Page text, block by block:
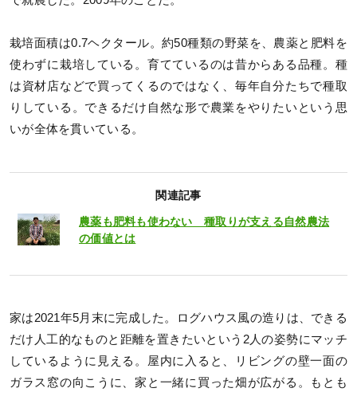
栽培面積は0.7ヘクタール。約50種類の野菜を、農薬と肥料を
使わずに栽培している。育てているのは昔からある品種。種
は資材店などで買ってくるのではなく、毎年自分たちで種取
りしている。できるだけ自然な形で農業をやりたいという思
いが全体を貫いている。
関連記事
農薬も肥料も使わない 種取りが支える自然農法
の価値とは
家は2021年5月末に完成した。ログハウス風の造りは、できる
だけ人工的なものと距離を置きたいという2人の姿勢にマッチ
しているように見える。屋内に入ると、リビングの壁一面の
ガラス窓の向こうに、家と一緒に買った畑が広がる。もとも